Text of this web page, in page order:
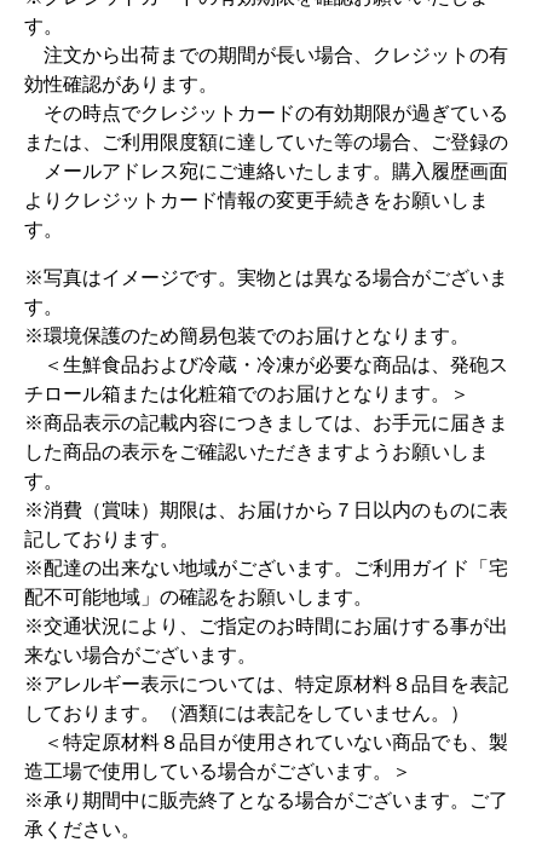
す。
注文から出荷までの期間が長い場合、クレジットの有
効性確認があります。
その時点でクレジットカードの有効期限が過ぎている
または、ご利用限度額に達していた等の場合、ご登録の
メールアドレス宛にご連絡いたします。購入履歴画面
よりクレジットカード情報の変更手続きをお願いしま
す。
※写真はイメージです。実物とは異なる場合がございま
す。
※環境保護のため簡易包装でのお届けとなります。
＜生鮮食品および冷蔵・冷凍が必要な商品は、発砲ス
チロール箱または化粧箱でのお届けとなります。＞
※商品表示の記載内容につきましては、お手元に届きま
した商品の表示をご確認いただきますようお願いしま
す。
※消費（賞味）期限は、お届けから７日以内のものに表
記しております。
※配達の出来ない地域がございます。ご利用ガイド「宅
配不可能地域」の確認をお願いします。
※交通状況により、ご指定のお時間にお届けする事が出
来ない場合がございます。
※アレルギー表示については、特定原材料８品目を表記
しております。（酒類には表記をしていません。）
＜特定原材料８品目が使用されていない商品でも、製
造工場で使用している場合がございます。＞
※承り期間中に販売終了となる場合がございます。ご了
承ください。